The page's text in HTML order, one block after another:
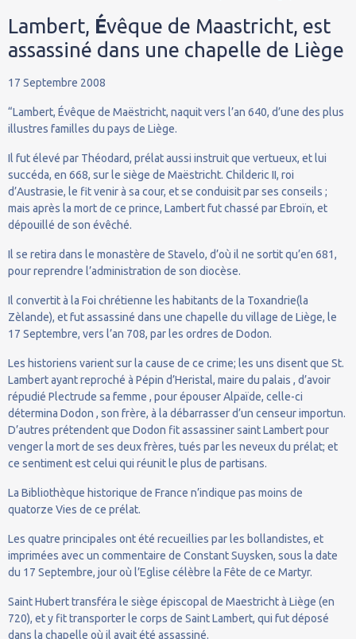
Lambert, Évêque de Maastricht, est
assassiné dans une chapelle de Liège
17 Septembre 2008
“Lambert, Évêque de Maëstricht, naquit vers l’an 640, d’une des plus
illustres familles du pays de Liège.
Il fut élevé par Théodard, prélat aussi instruit que vertueux, et lui
succéda, en 668, sur le siège de Maëstricht. Childeric II, roi
d’Austrasie, le fit venir à sa cour, et se conduisit par ses conseils ;
mais après la mort de ce prince, Lambert fut chassé par Ebroïn, et
dépouillé de son évêché.
Il se retira dans le monastère de Stavelo, d’où il ne sortit qu’en 681,
pour reprendre l’administration de son diocèse.
Il convertit à la Foi chrétienne les habitants de la Toxandrie(la
Zèlande), et fut assassiné dans une chapelle du village de Liège, le
17 Septembre, vers l’an 708, par les ordres de Dodon.
Les historiens varient sur la cause de ce crime; les uns disent que St.
Lambert ayant reproché à Pépin d’Heristal, maire du palais , d’avoir
répudié Plectrude sa femme , pour épouser Alpaïde, celle-ci
détermina Dodon , son frère, à la débarrasser d’un censeur importun.
D’autres prétendent que Dodon fit assassiner saint Lambert pour
venger la mort de ses deux frères, tués par les neveux du prélat; et
ce sentiment est celui qui réunit le plus de partisans.
La Bibliothèque historique de France n’indique pas moins de
quatorze Vies de ce prélat.
Les quatre principales ont été recueillies par les bollandistes, et
imprimées avec un commentaire de Constant Suysken, sous la date
du 17 Septembre, jour où l’Eglise célèbre la Fête de ce Martyr.
Saint Hubert transféra le siège épiscopal de Maestricht à Liège (en
720), et y fit transporter le corps de Saint Lambert, qui fut déposé
dans la chapelle où il avait été assassiné.